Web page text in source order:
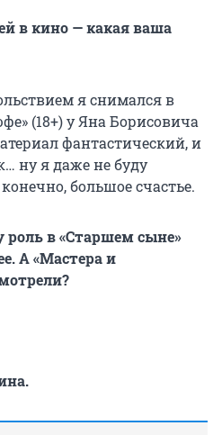
в кино — какая ваша
я снимался в
(18+) у Яна Борисовича
фантастический, и
ну я даже не буду
большое счастье.
в «Старшем сыне»
А «Мастера и